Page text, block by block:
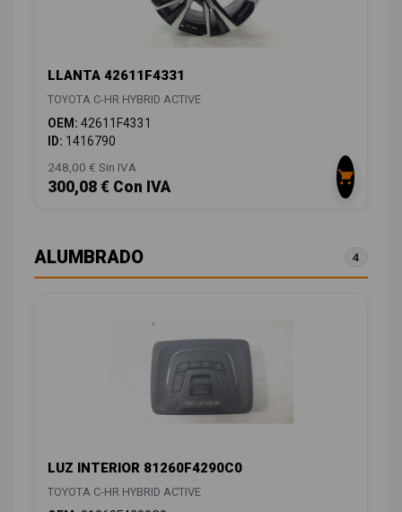
LLANTA 42611F4331
TOYOTA C-HR HYBRID ACTIVE
OEM: 42611F4331
ID: 1416790
248,00 € Sin IVA
300,08 € Con IVA
ALUMBRADO 4
LUZ INTERIOR 81260F4290C0
TOYOTA C-HR HYBRID ACTIVE